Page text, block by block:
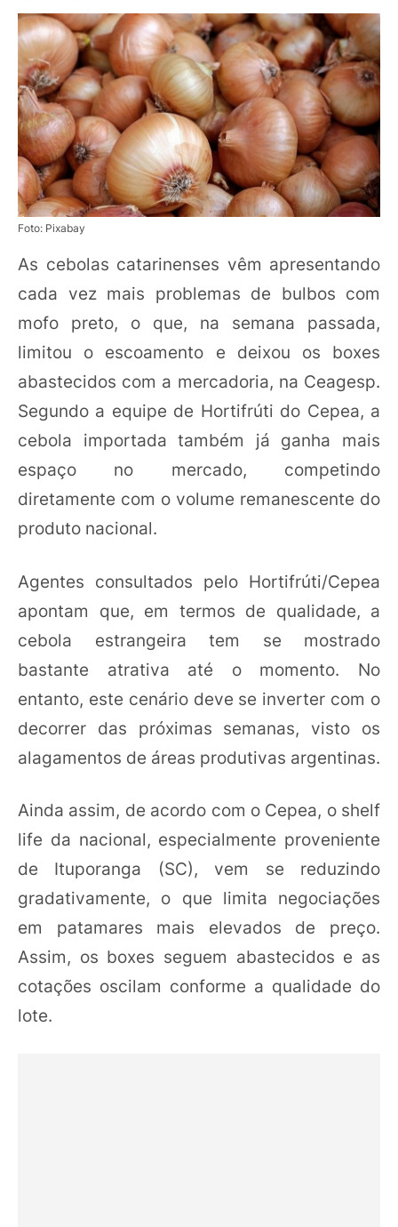
Foto: Pixabay
As cebolas catarinenses vêm apresentando
cada vez mais problemas de bulbos com
mofo preto, o que, na semana passada,
limitou o escoamento e deixou os boxes
abastecidos com a mercadoria, na Ceagesp.
Segundo a equipe de Hortifrúti do Cepea, a
cebola importada também já ganha mais
espaço no mercado, competindo
diretamente com o volume remanescente do
produto nacional.
Agentes consultados pelo Hortifrúti/Cepea
apontam que, em termos de qualidade, a
cebola estrangeira tem se mostrado
bastante atrativa até o momento. No
entanto, este cenário deve se inverter com o
decorrer das próximas semanas, visto os
alagamentos de áreas produtivas argentinas.
Ainda assim, de acordo com o Cepea, o shelf
life da nacional, especialmente proveniente
de Ituporanga (SC), vem se reduzindo
gradativamente, o que limita negociações
em patamares mais elevados de preço.
Assim, os boxes seguem abastecidos e as
cotações oscilam conforme a qualidade do
lote.